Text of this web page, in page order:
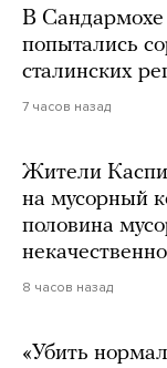
В Сандармохе
попытались
сталинских
7 часов назад
Жители
на мусорный
половина
8 часов назад
«Убить